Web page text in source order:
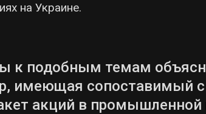
на Украине.
к подобным темам
имеющая сопоставимый с
акций в промышленной